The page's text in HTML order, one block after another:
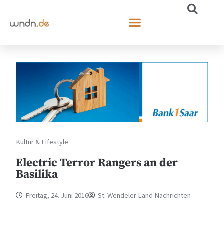
Kultur & Lifestyle
Electric Terror Rangers an der
Basilika
Freitag, 24. Juni 2016 St. Wendeler Land Nachrichten